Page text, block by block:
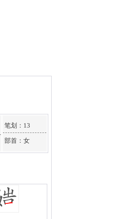
笔划：13
部首：女